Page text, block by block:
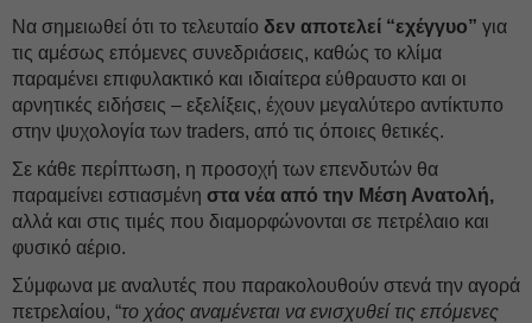
Να σημειωθεί ότι το τελευταίο δεν αποτελεί “εχέγγυο” για
τις αμέσως επόμενες συνεδριάσεις, καθώς το κλίμα
παραμένει επιφυλακτικό και ιδιαίτερα εύθραυστο και οι
αρνητικές ειδήσεις – εξελίξεις, έχουν μεγαλύτερο αντίκτυπο
στην ψυχολογία των traders, από τις όποιες θετικές.
Σε κάθε περίπτωση, η προσοχή των επενδυτών θα
παραμείνει εστιασμένη στα νέα από την Μέση Ανατολή,
αλλά και στις τιμές που διαμορφώνονται σε πετρέλαιο και
φυσικό αέριο.
Σύμφωνα με αναλυτές που παρακολουθούν στενά την αγορά
πετρελαίου, “το χάος αναμένεται να ενισχυθεί τις επόμενες